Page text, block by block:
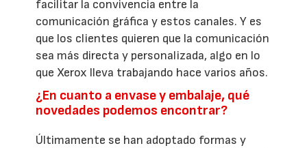
facilitar la convivencia entre la
comunicación gráfica y estos canales. Y es
que los clientes quieren que la comunicación
sea más directa y personalizada, algo en lo
que Xerox lleva trabajando hace varios años.
¿En cuanto a envase y embalaje, qué
novedades podemos encontrar?
Últimamente se han adoptado formas y